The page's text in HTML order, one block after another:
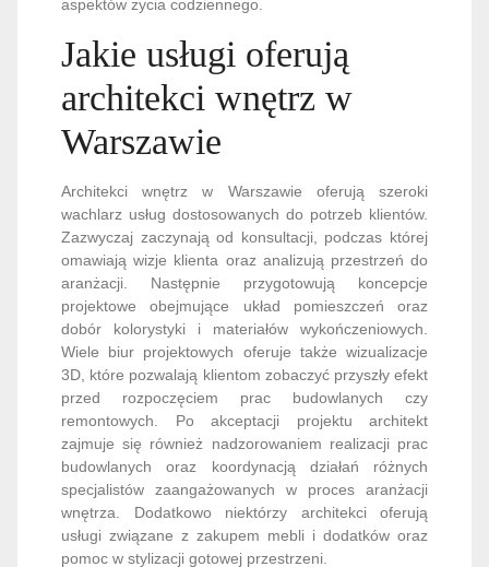
aspektów życia codziennego.
Jakie usługi oferują
architekci wnętrz w
Warszawie
Architekci wnętrz w Warszawie oferują szeroki
wachlarz usług dostosowanych do potrzeb klientów.
Zazwyczaj zaczynają od konsultacji, podczas której
omawiają wizje klienta oraz analizują przestrzeń do
aranżacji. Następnie przygotowują koncepcje
projektowe obejmujące układ pomieszczeń oraz
dobór kolorystyki i materiałów wykończeniowych.
Wiele biur projektowych oferuje także wizualizacje
3D, które pozwalają klientom zobaczyć przyszły efekt
przed rozpoczęciem prac budowlanych czy
remontowych. Po akceptacji projektu architekt
zajmuje się również nadzorowaniem realizacji prac
budowlanych oraz koordynacją działań różnych
specjalistów zaangażowanych w proces aranżacji
wnętrza. Dodatkowo niektórzy architekci oferują
usługi związane z zakupem mebli i dodatków oraz
pomoc w stylizacji gotowej przestrzeni.